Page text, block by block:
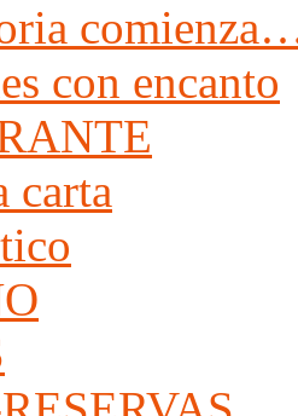
con encanto
carta